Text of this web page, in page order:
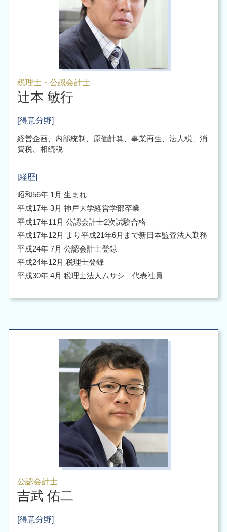
税理士・公認会計士
辻本 敏行
[得意分野]
経営企画、内部統制、原価計算、事業再生、法人税、消
費税、相続税
[経歴]
昭和56年 1月 生まれ
平成17年 3月 神戸大学経営学部卒業
平成17年11月 公認会計士2次試験合格
平成17年12月 より平成21年6月まで新日本監査法人勤務
平成24年 7月 公認会計士登録
平成24年12月 税理士登録
平成30年 4月 税理士法人ムサシ 代表社員
公認会計士
吉武 佑二
[得意分野]